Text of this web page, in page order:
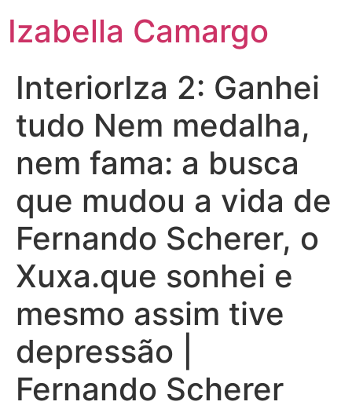
Izabella Camargo
InteriorIza 2: Ganhei
tudo Nem medalha,
nem fama: a busca
que mudou a vida de
Fernando Scherer, o
Xuxa.que sonhei e
mesmo assim tive
depressão |
Fernando Scherer